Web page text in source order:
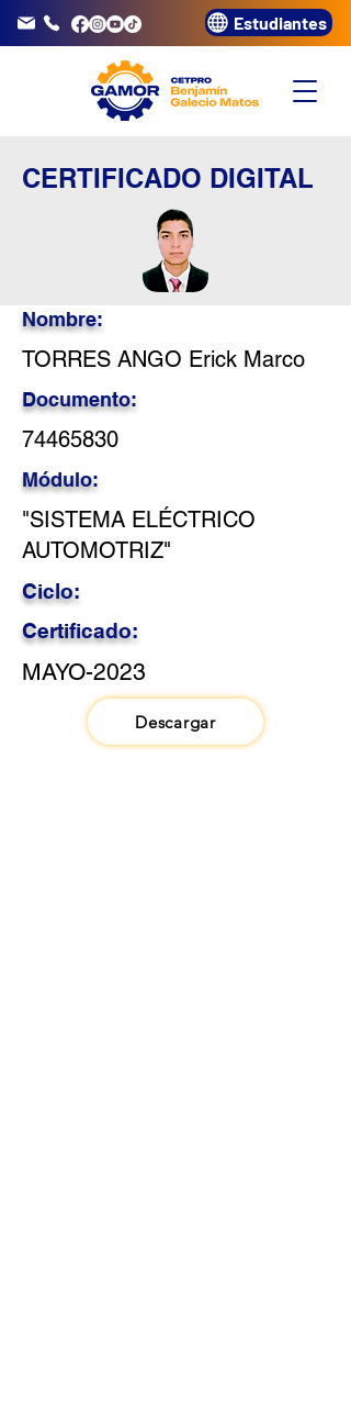
3320072 Estudiantes
CERTIFICADO DIGITAL
Nombre:
TORRES ANGO Erick Marco
Documento:
74465830
Módulo:
"SISTEMA ELÉCTRICO
AUTOMOTRIZ"
Ciclo:
Certificado:
MAYO-2023
Descargar